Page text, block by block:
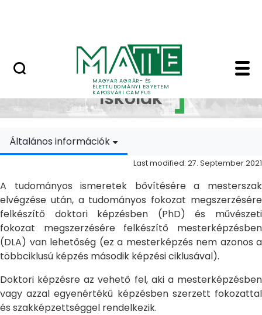
MAGYAR AGRÁR- ÉS
ÉLETTUDOMÁNYI EGYETEM
KAPOSVÁRI CAMPUS
Doktori Iskolák -
Doktori
Iskolák
Általános információk
Last modified: 27. September 2021
A tudományos ismeretek bővítésére a mesterszak
elvégzése után, a tudományos fokozat megszerzésére
felkészítő doktori képzésben (PhD) és művészeti
fokozat megszerzésére felkészítő mesterképzésben
(DLA) van lehetőség (ez a mesterképzés nem azonos a
többciklusú képzés második képzési ciklusával).
Doktori képzésre az vehető fel, aki a mesterképzésben
vagy azzal egyenértékű képzésben szerzett fokozattal
és szakképzettséggel rendelkezik.